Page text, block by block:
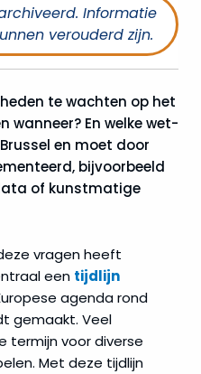
Informatie
verouderd zijn.
te wachten op het
En welke wet-
en moet door
bijvoorbeeld
of kunstmatige
vragen heeft
een tijdlijn
agenda rond
gemaakt. Veel
termijn voor diverse
Met deze tijdlijn